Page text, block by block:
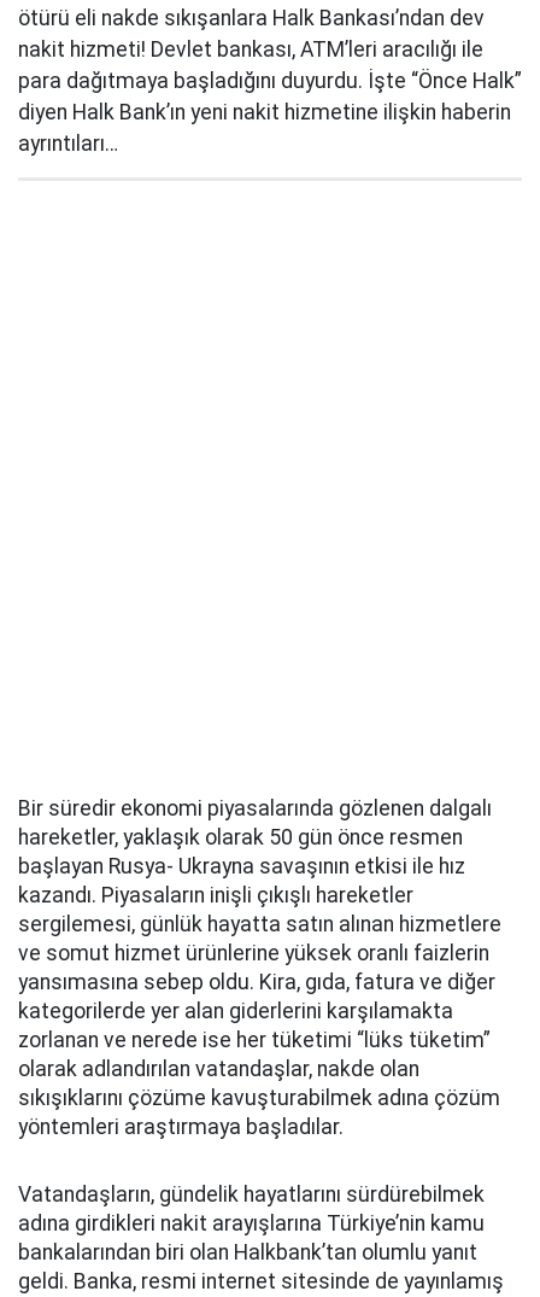
ötürü eli nakde sıkışanlara Halk Bankası’ndan dev
nakit hizmeti! Devlet bankası, ATM’leri aracılığı ile
para dağıtmaya başladığını duyurdu. İşte “Önce Halk”
diyen Halk Bank’ın yeni nakit hizmetine ilişkin haberin
ayrıntıları…
Bir süredir ekonomi piyasalarında gözlenen dalgalı
hareketler, yaklaşık olarak 50 gün önce resmen
başlayan Rusya- Ukrayna savaşının etkisi ile hız
kazandı. Piyasaların inişli çıkışlı hareketler
sergilemesi, günlük hayatta satın alınan hizmetlere
ve somut hizmet ürünlerine yüksek oranlı faizlerin
yansımasına sebep oldu. Kira, gıda, fatura ve diğer
kategorilerde yer alan giderlerini karşılamakta
zorlanan ve nerede ise her tüketimi “lüks tüketim”
olarak adlandırılan vatandaşlar, nakde olan
sıkışıklarını çözüme kavuşturabilmek adına çözüm
yöntemleri araştırmaya başladılar.
Vatandaşların, gündelik hayatlarını sürdürebilmek
adına girdikleri nakit arayışlarına Türkiye’nin kamu
bankalarından biri olan Halkbank’tan olumlu yanıt
geldi. Banka, resmi internet sitesinde de yayınlamış